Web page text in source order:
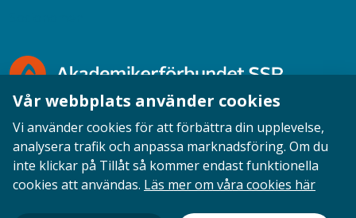
Opinion English Personuppgifter Cookies
Vår webbplats använder cookies
Vi använder cookies för att förbättra din upplevelse,
analysera trafik och anpassa marknadsföring. Om du
inte klickar på Tillåt så kommer endast funktionella
cookies att användas. Läs mer om våra cookies här